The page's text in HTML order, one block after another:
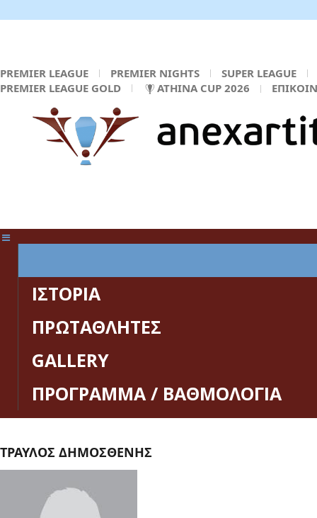
PREMIER LEAGUE PREMIER NIGHTS
SUPER LEAGUE
PREMIER LEAGUE GOLD
ATHINA CUP 2026
ΙΣΤΟΡΙΑ
ΠΡΩΤΑΘΛΗΤΕΣ
GALLERY
ΠΡΟΓΡΑΜΜΑ / ΒΑΘΜΟΛΟΓΙΑ
ΤΡΑΥΛΟΣ ΔΗΜΟΣΘΕΝΗΣ